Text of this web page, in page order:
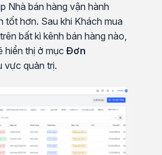
Nhà bán hàng vận hành
tốt hơn. Sau khi Khách mua
bất kì kênh bán hàng nào,
hiển thị ở mục Đơn
vực quản trị.